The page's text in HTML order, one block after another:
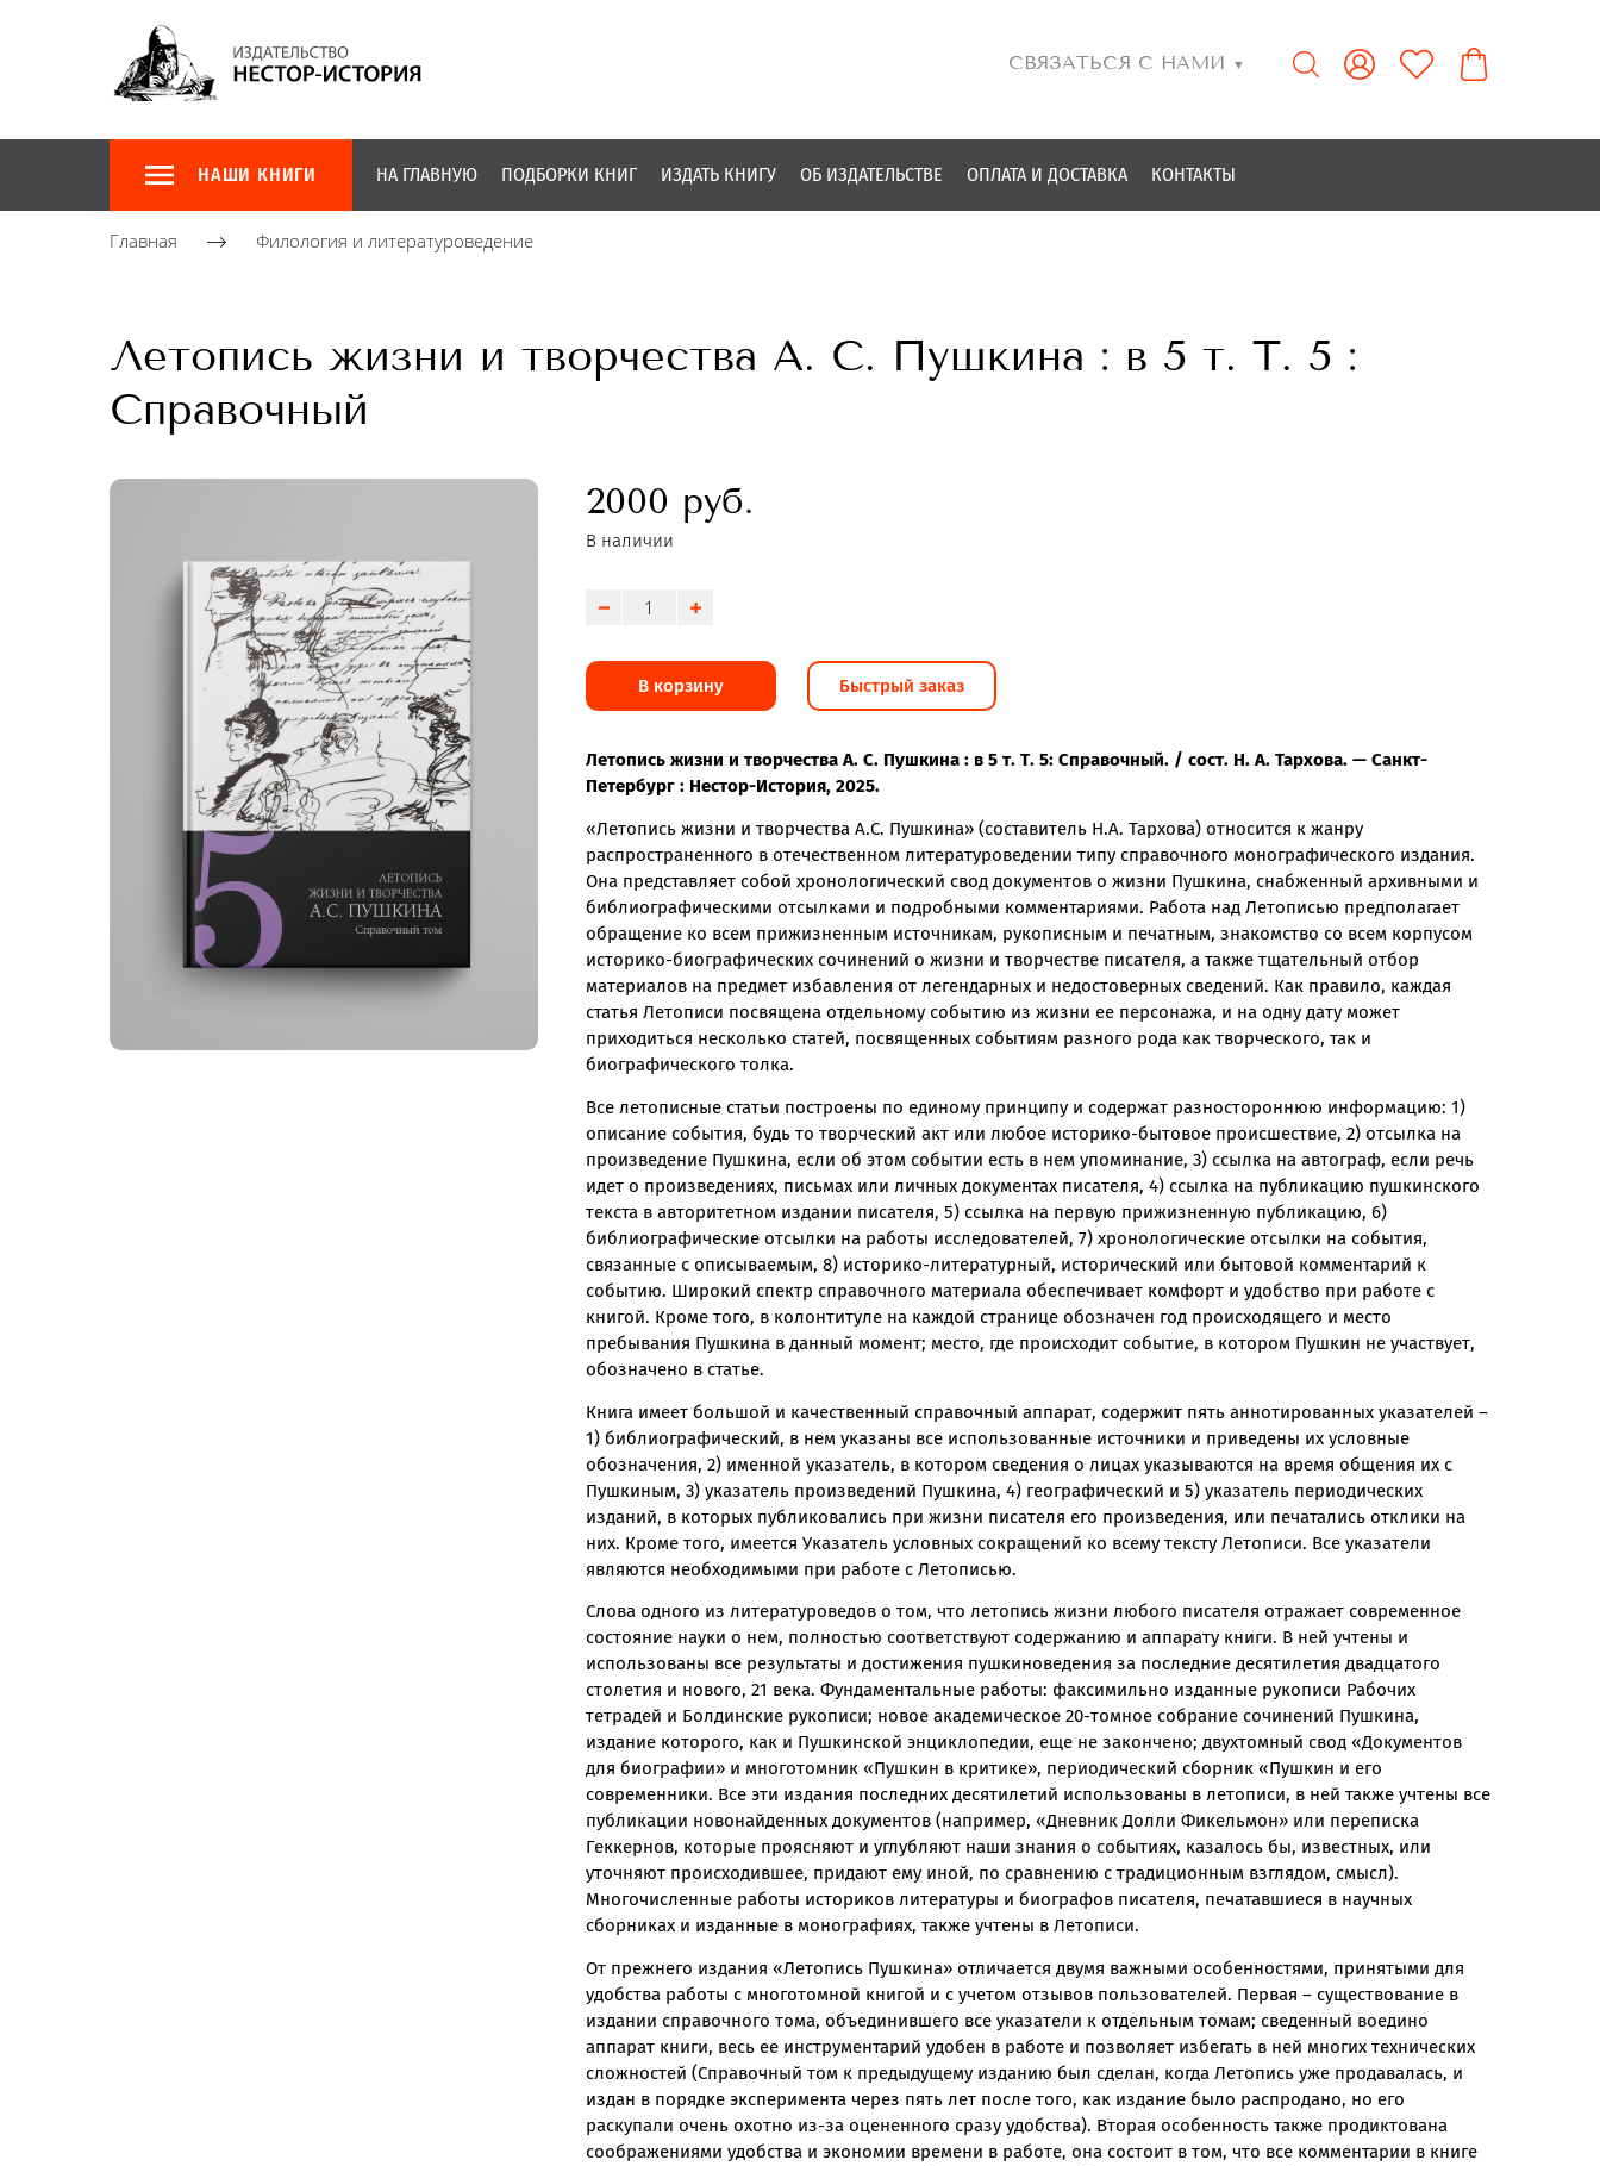
СВЯЗАТЬСЯ С НАМИ ▼
НАШИ КНИГИ НА ГЛАВНУЮ ПОДБОРКИ КНИГ ИЗДАТЬ КНИГУ ОБ ИЗДАТЕЛЬСТВЕ ОПЛАТА И ДОСТАВКА КОНТАКТЫ
Главная Филология и литературоведение
Летопись жизни и творчества А. С. Пушкина : в 5 т. Т. 5 :
Справочный
2000 руб.
В наличии
В корзину Быстрый заказ
Летопись жизни и творчества А. С. Пушкина : в 5 т. Т. 5: Справочный. / сост. Н. А. Тархова. — Санкт-
Петербург : Нестор-История, 2025.
«Летопись жизни и творчества А.С. Пушкина» (составитель Н.А. Тархова) относится к жанру
распространенного в отечественном литературоведении типу справочного монографического издания.
Она представляет собой хронологический свод документов о жизни Пушкина, снабженный архивными и
библиографическими отсылками и подробными комментариями. Работа над Летописью предполагает
обращение ко всем прижизненным источникам, рукописным и печатным, знакомство со всем корпусом
историко-биографических сочинений о жизни и творчестве писателя, а также тщательный отбор
материалов на предмет избавления от легендарных и недостоверных сведений. Как правило, каждая
статья Летописи посвящена отдельному событию из жизни ее персонажа, и на одну дату может
приходиться несколько статей, посвященных событиям разного рода как творческого, так и
биографического толка.
Все летописные статьи построены по единому принципу и содержат разностороннюю информацию: 1)
описание события, будь то творческий акт или любое историко-бытовое происшествие, 2) отсылка на
произведение Пушкина, если об этом событии есть в нем упоминание, 3) ссылка на автограф, если речь
идет о произведениях, письмах или личных документах писателя, 4) ссылка на публикацию пушкинского
текста в авторитетном издании писателя, 5) ссылка на первую прижизненную публикацию, 6)
библиографические отсылки на работы исследователей, 7) хронологические отсылки на события,
связанные с описываемым, 8) историко-литературный, исторический или бытовой комментарий к
событию. Широкий спектр справочного материала обеспечивает комфорт и удобство при работе с
книгой. Кроме того, в колонтитуле на каждой странице обозначен год происходящего и место
пребывания Пушкина в данный момент; место, где происходит событие, в котором Пушкин не участвует,
обозначено в статье.
Книга имеет большой и качественный справочный аппарат, содержит пять аннотированных указателей –
1) библиографический, в нем указаны все использованные источники и приведены их условные
обозначения, 2) именной указатель, в котором сведения о лицах указываются на время общения их с
Пушкиным, 3) указатель произведений Пушкина, 4) географический и 5) указатель периодических
изданий, в которых публиковались при жизни писателя его произведения, или печатались отклики на
них. Кроме того, имеется Указатель условных сокращений ко всему тексту Летописи. Все указатели
являются необходимыми при работе с Летописью.
Слова одного из литературоведов о том, что летопись жизни любого писателя отражает современное
состояние науки о нем, полностью соответствуют содержанию и аппарату книги. В ней учтены и
использованы все результаты и достижения пушкиноведения за последние десятилетия двадцатого
столетия и нового, 21 века. Фундаментальные работы: факсимильно изданные рукописи Рабочих
тетрадей и Болдинские рукописи; новое академическое 20-томное собрание сочинений Пушкина,
издание которого, как и Пушкинской энциклопедии, еще не закончено; двухтомный свод «Документов
для биографии» и многотомник «Пушкин в критике», периодический сборник «Пушкин и его
современники. Все эти издания последних десятилетий использованы в летописи, в ней также учтены все
публикации новонайденных документов (например, «Дневник Долли Фикельмон» или переписка
Геккернов, которые проясняют и углубляют наши знания о событиях, казалось бы, известных, или
уточняют происходившее, придают ему иной, по сравнению с традиционным взглядом, смысл).
Многочисленные работы историков литературы и биографов писателя, печатавшиеся в научных
сборниках и изданные в монографиях, также учтены в Летописи.
От прежнего издания «Летопись Пушкина» отличается двумя важными особенностями, принятыми для
удобства работы с многотомной книгой и с учетом отзывов пользователей. Первая – существование в
издании справочного тома, объединившего все указатели к отдельным томам; сведенный воедино
аппарат книги, весь ее инструментарий удобен в работе и позволяет избегать в ней многих технических
сложностей (Справочный том к предыдущему изданию был сделан, когда Летопись уже продавалась, и
издан в порядке эксперимента через пять лет после того, как издание было распродано, но его
раскупали очень охотно из-за оцененного сразу удобства). Вторая особенность также продиктована
соображениями удобства и экономии времени в работе, она состоит в том, что все комментарии в книге